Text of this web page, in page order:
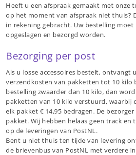
Heeft u een afspraak gemaakt met onze
op het moment van afspraak niet thuis?
in rekening gebracht. Uw bestelling
opgeslagen en bezorgd worden.
Bezorging per post
Als u losse accessoires bestelt, ontvangt
verzendkosten van pakketten tot 10 kilo
bestelling zwaarder dan 10 kilo, dan
pakketten van 10 kilo verstuurd, waarbij
elk pakket € 14,95 bedragen. De
pakket. Wij hebben helaas geen track en
op de leveringen van PostNL.
Bent u niet thuis ten tijde van levering
de brievenbus van PostNL met verdere